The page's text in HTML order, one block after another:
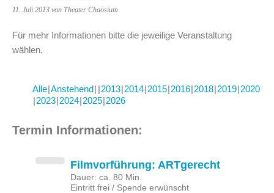
11. Juli 2013 von Theater Chaosium
Für mehr Informationen bitte die jeweilige Veranstaltung
wählen.
Alle Anstehend 2013 2014 2015 2016 2018 2019 2020
2023 2024 2025 2026
Termin Informationen:
Filmvorführung: ARTgerecht
Dauer: ca. 80 Min.
Eintritt frei / Spende erwünscht